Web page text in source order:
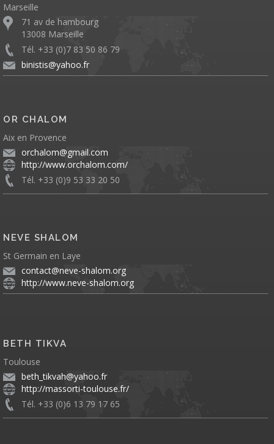
Marseille
71 av de hambourg
13008 Marseille
Tél. +33 (0)7 83 50 86 79
binistis@yahoo.fr
OR CHALOM
Aix en Provence
orchalom@gmail.com
http://www.orchalom.com/
Tél. +33 (0)9 53 33 20 50
NEVE SHALOM
St Germain en Laye
contact@neve-shalom.org
http://www.neve-shalom.org
BETH TIKVA
Toulouse
beth_tikvah@yahoo.fr
http://massorti-toulouse.fr/
Tél. +33 (0)6 13 79 17 65